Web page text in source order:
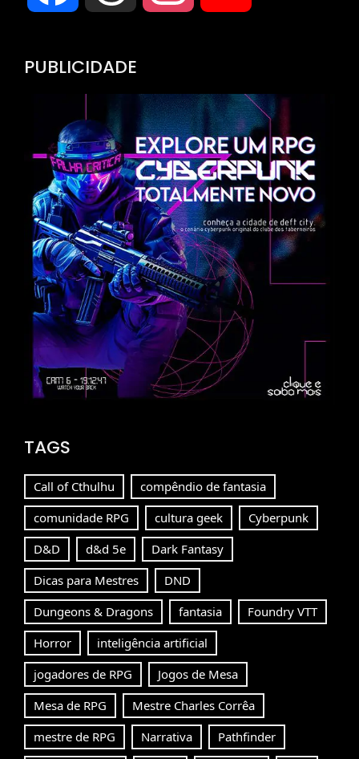
PUBLICIDADE
TAGS
Call of Cthulhu
compêndio de fantasia
comunidade RPG
cultura geek
Cyberpunk
D&D
d&d 5e
Dark Fantasy
Dicas para Mestres
DND
Dungeons & Dragons
fantasia
Foundry VTT
Horror
inteligência artificial
jogadores de RPG
Jogos de Mesa
Mesa de RPG
Mestre Charles Corrêa
mestre de RPG
Narrativa
Pathfinder